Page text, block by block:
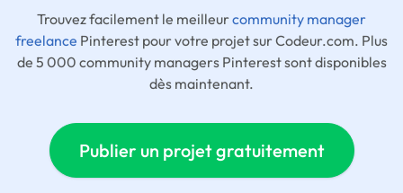
Trouvez facilement le meilleurcommunity manager
freelance Pinterest pour votre projet sur Codeur.com. Plus
de 5 000 community managers Pinterest sont disponibles
dès maintenant.
Publier un projet gratuitement